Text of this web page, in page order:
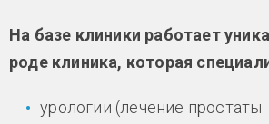
На базе клиники работает
роде клиника, которая
урологии (лечение простаты